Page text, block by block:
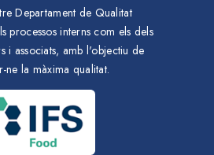
Departament de Qualitat
processos interns com els dels
i associats, amb l'objectiu de
ne la màxima qualitat.